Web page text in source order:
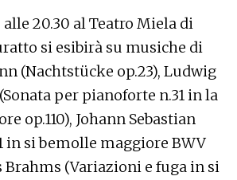
20.30 al Teatro Miela di
si esibirà su musiche di
(Nachtstücke op.23), Ludwig
per pianoforte n.31 in la
op.110), Johann Sebastian
in si bemolle maggiore BWV
Brahms (Variazioni e fuga in si